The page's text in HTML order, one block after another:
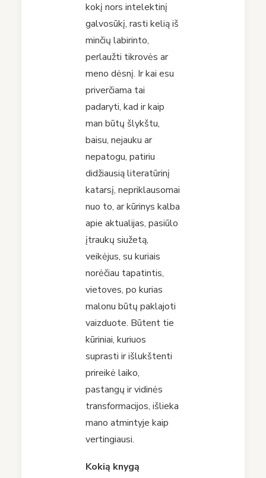
kokį nors intelektinį
galvosūkį, rasti kelią iš
minčių labirinto,
perlaužti tikrovės ar
meno dėsnį. Ir kai esu
priverčiama tai
padaryti, kad ir kaip
man būtų šlykštu,
baisu, nejauku ar
nepatogu, patiriu
didžiausią literatūrinį
katarsį, nepriklausomai
nuo to, ar kūrinys kalba
apie aktualijas, pasiūlo
įtraukų siužetą,
veikėjus, su kuriais
norėčiau tapatintis,
vietoves, po kurias
malonu būtų paklajoti
vaizduote. Būtent tie
kūriniai, kuriuos
suprasti ir išlukštenti
prireikė laiko,
pastangų ir vidinės
transformacijos, išlieka
mano atmintyje kaip
vertingiausi.
Kokią knygą